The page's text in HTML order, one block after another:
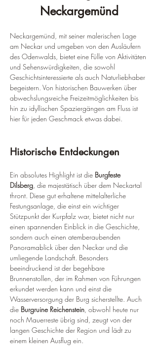
Neckargemünd
Neckargemünd, mit seiner malerischen Lage
am Neckar und umgeben von den Ausläufern
des Odenwalds, bietet eine Fülle von Aktivitäten
und Sehenswürdigkeiten, die sowohl
Geschichtsinteressierte als auch Naturliebhaber
begeistern. Von historischen Bauwerken über
abwechslungsreiche Freizeitmöglichkeiten bis
hin zu idyllischen Spaziergängen am Fluss ist
hier für jeden Geschmack etwas dabei.
Historische Entdeckungen
Ein absolutes Highlight ist die Burgfeste
Dilsberg, die majestätisch über dem Neckartal
thront. Diese gut erhaltene mittelalterliche
Festungsanlage, die einst ein wichtiger
Stützpunkt der Kurpfalz war, bietet nicht nur
einen spannenden Einblick in die Geschichte,
sondern auch einen atemberaubenden
Panoramablick über den Neckar und die
umliegende Landschaft. Besonders
beeindruckend ist der begehbare
Brunnenstollen, der im Rahmen von Führungen
erkundet werden kann und einst die
Wasserversorgung der Burg sicherstellte. Auch
die Burgruine Reichenstein, obwohl heute nur
noch Mauerreste übrig sind, zeugt von der
langen Geschichte der Region und lädt zu
einem kleinen Ausflug ein.